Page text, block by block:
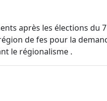
après les élections du
de fes pour la
le régionalisme .